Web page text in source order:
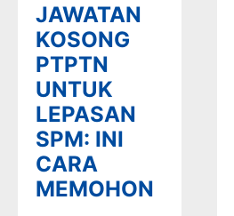
JAWATAN
KOSONG
PTPTN
UNTUK
LEPASAN
SPM: INI
CARA
MEMOHON